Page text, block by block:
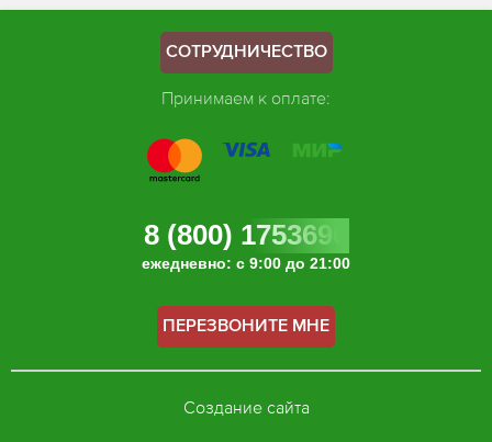
СОТРУДНИЧЕСТВО
Принимаем к оплате:
8 (800) 1753696
ежедневно: с 9:00 до 21:00
ПЕРЕЗВОНИТЕ МНЕ
Создание сайта